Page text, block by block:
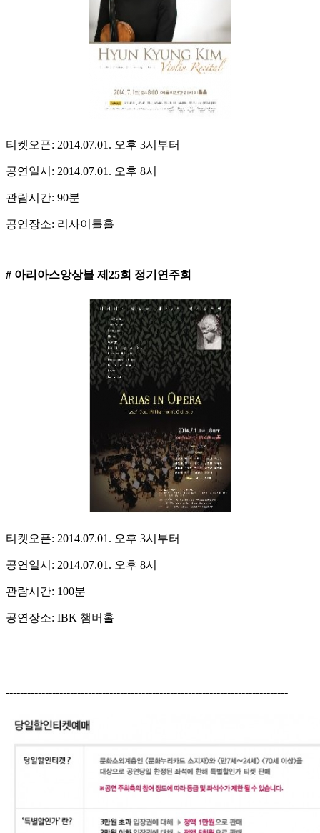
티켓오픈: 2014.07.01. 오후 3시부터
공연일시: 2014.07.01. 오후 8시
관람시간: 90분
공연장소: 리사이틀홀
# 아리아스앙상블 제25회 정기연주회
티켓오픈: 2014.07.01. 오후 3시부터
공연일시: 2014.07.01. 오후 8시
관람시간: 100분
공연장소: IBK 챔버홀
-------------------------------------------------------------------------------